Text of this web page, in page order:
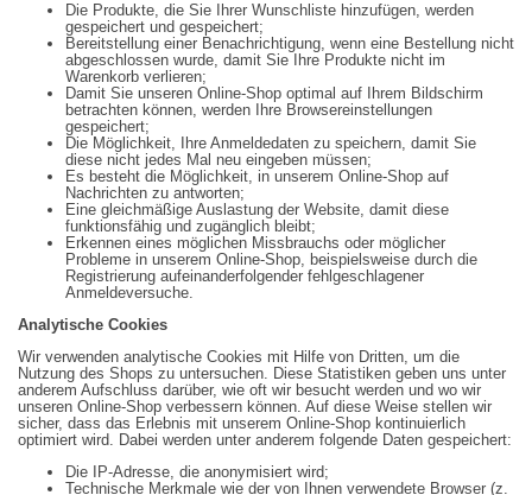
Die Produkte, die Sie Ihrer Wunschliste hinzufügen, werden
gespeichert und gespeichert;
Bereitstellung einer Benachrichtigung, wenn eine Bestellung nicht
abgeschlossen wurde, damit Sie Ihre Produkte nicht im
Warenkorb verlieren;
Damit Sie unseren Online-Shop optimal auf Ihrem Bildschirm
betrachten können, werden Ihre Browsereinstellungen
gespeichert;
Die Möglichkeit, Ihre Anmeldedaten zu speichern, damit Sie
diese nicht jedes Mal neu eingeben müssen;
Es besteht die Möglichkeit, in unserem Online-Shop auf
Nachrichten zu antworten;
Eine gleichmäßige Auslastung der Website, damit diese
funktionsfähig und zugänglich bleibt;
Erkennen eines möglichen Missbrauchs oder möglicher
Probleme in unserem Online-Shop, beispielsweise durch die
Registrierung aufeinanderfolgender fehlgeschlagener
Anmeldeversuche.
Analytische Cookies
Wir verwenden analytische Cookies mit Hilfe von Dritten, um die
Nutzung des Shops zu untersuchen. Diese Statistiken geben uns unter
anderem Aufschluss darüber, wie oft wir besucht werden und wo wir
unseren Online-Shop verbessern können. Auf diese Weise stellen wir
sicher, dass das Erlebnis mit unserem Online-Shop kontinuierlich
optimiert wird. Dabei werden unter anderem folgende Daten gespeichert:
Die IP-Adresse, die anonymisiert wird;
Technische Merkmale wie der von Ihnen verwendete Browser (z.